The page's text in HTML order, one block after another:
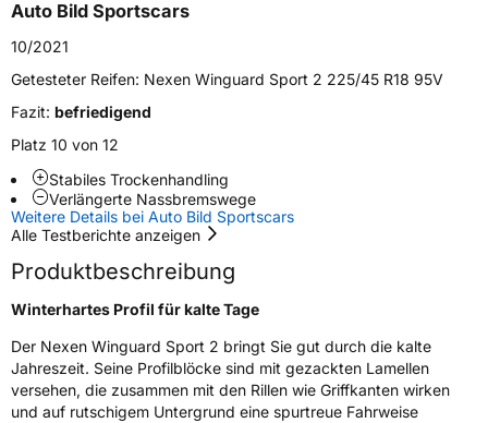
Zustand
EU Label
EffizienzD
Nasshaftung C
Rollgeräusch (Klasse)
Rollgeräusch (dB)72
Auto Bild Sportscars
10/2021
Getesteter Reifen: Nexen Winguard Sport 2 225/45 R18 95V
Fazit: befriedigend
Platz 10 von 12
Stabiles Trockenhandling
Verlängerte Nassbremswege
Weitere Details bei Auto Bild Sportscars
Alle Testberichte anzeigen
Produktbeschreibung
Winterhartes Profil für kalte Tage
Der Nexen Winguard Sport 2 bringt Sie gut durch die kalte
Jahreszeit. Seine Profilblöcke sind mit gezackten Lamellen
versehen, die zusammen mit den Rillen wie Griffkanten wirken
und auf rutschigem Untergrund eine spurtreue Fahrweise